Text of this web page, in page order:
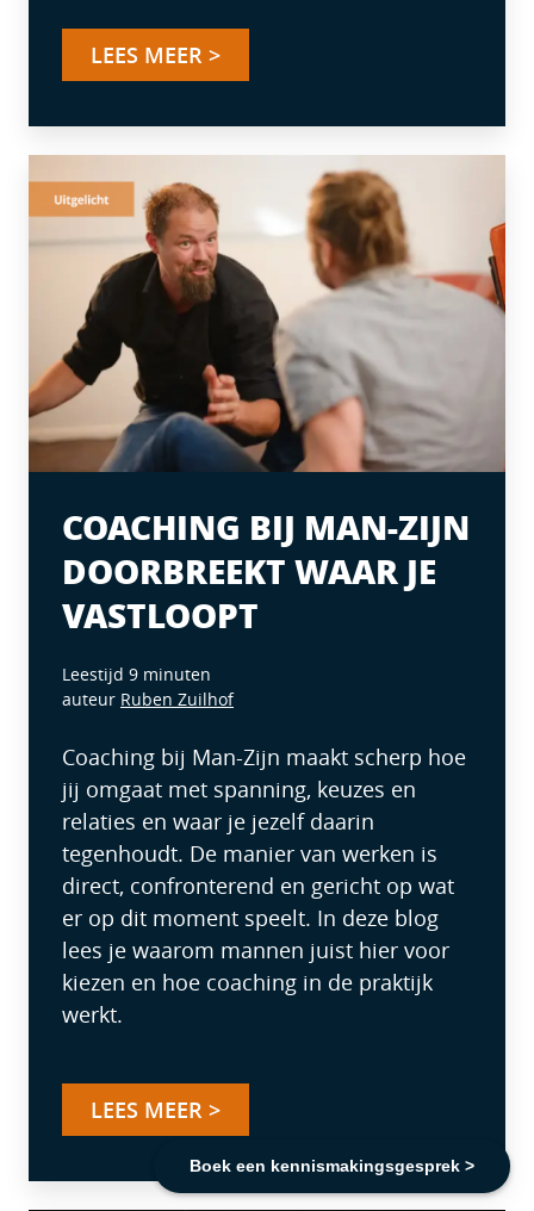
Boek een kennismakingsgesprek >
LEES MEER >
COACHING BIJ MAN-ZIJN
DOORBREEKT WAAR JE
VASTLOOPT
Leestijd 9 minuten
auteur Ruben Zuilhof
Coaching bij Man-Zijn maakt scherp hoe
jij omgaat met spanning, keuzes en
relaties en waar je jezelf daarin
tegenhoudt. De manier van werken is
direct, confronterend en gericht op wat
er op dit moment speelt. In deze blog
lees je waarom mannen juist hier voor
kiezen en hoe coaching in de praktijk
werkt.
LEES MEER >